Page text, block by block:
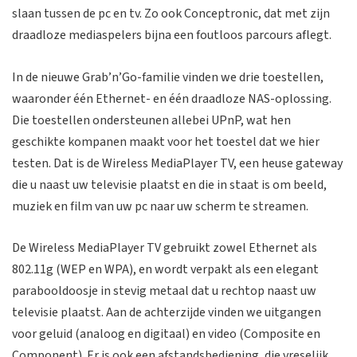
slaan tussen de pc en tv. Zo ook Conceptronic, dat met zijn
draadloze mediaspelers bijna een foutloos parcours aflegt.
In de nieuwe Grab’n’Go-familie vinden we drie toestellen,
waaronder één Ethernet- en één draadloze NAS-oplossing.
Die toestellen ondersteunen allebei UPnP, wat hen
geschikte kompanen maakt voor het toestel dat we hier
testen. Dat is de Wireless MediaPlayer TV, een heuse gateway
die u naast uw televisie plaatst en die in staat is om beeld,
muziek en film van uw pc naar uw scherm te streamen.
De Wireless MediaPlayer TV gebruikt zowel Ethernet als
802.11g (WEP en WPA), en wordt verpakt als een elegant
parabooldoosje in stevig metaal dat u rechtop naast uw
televisie plaatst. Aan de achterzijde vinden we uitgangen
voor geluid (analoog en digitaal) en video (Composite en